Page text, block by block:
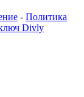
- Политика
Divly